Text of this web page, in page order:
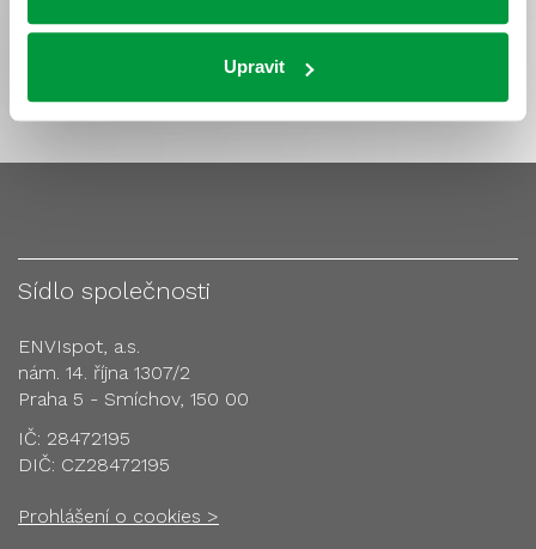
Upravit
Sídlo společnosti
ENVIspot, a.s.
nám. 14. října 1307/2
Praha 5 - Smíchov, 150 00
IČ: 28472195
DIČ: CZ28472195
Prohlášení o cookies >